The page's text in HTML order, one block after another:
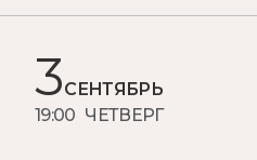
3 СЕНТЯБРЬ
19:00 ЧЕТВЕРГ